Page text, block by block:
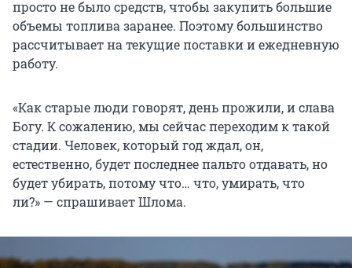
просто не было средств, чтобы закупить большие
объемы топлива заранее. Поэтому большинство
рассчитывает на текущие поставки и ежедневную
работу.
«Как старые люди говорят, день прожили, и слава
Богу. К сожалению, мы сейчас переходим к такой
стадии. Человек, который год ждал, он,
естественно, будет последнее пальто отдавать, но
будет убирать, потому что… что, умирать, что
ли?» — спрашивает Шлома.